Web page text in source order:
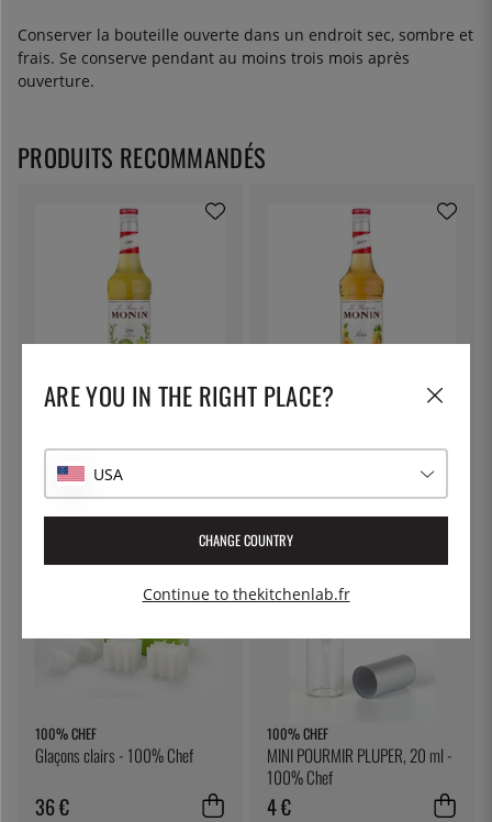
Conserver la bouteille ouverte dans un endroit sec, sombre et
frais. Se conserve pendant au moins trois mois après
ouverture.
MONIN
14 €
MONIN
100% CHEF
Glaçons clairs - 100% Chef
36 €
100% CHEF
MINI POURMIR PLUPER, 20 ml -
100% Chef
4 €
PRODUITS RECOMMANDÉS
ARE YOU IN THE RIGHT PLACE?
USA
CHANGE COUNTRY
Continue to thekitchenlab.fr